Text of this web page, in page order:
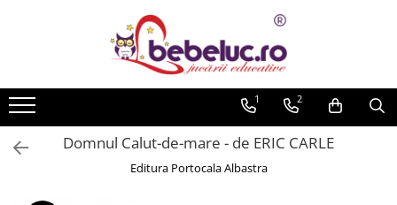
Toate Produsele
Jucarii pe varste
Jucarii educative
Set constructie copii
1 2
Domnul Calut-de-mare - de ERIC CARLE
Editura Portocala Albastra